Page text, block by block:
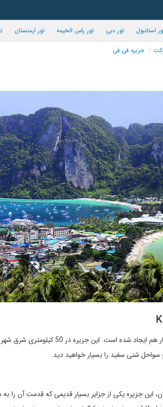
استانبول تور دبی تور راس الخیمه تور ارمنستان
جزیره فی فی
جزیره فی فی از قرارگیری 6 جزیره
شنی سفید را بسیار خواهید دید.
این جزیره یکی از جزایر بسیار قدیمی که قدمت آن را به